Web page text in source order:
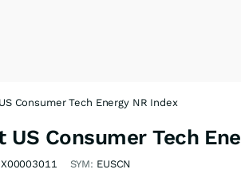
Consumer Tech Energy NR Index
US Consumer Tech
SYM: EUSCN